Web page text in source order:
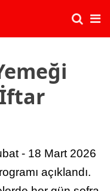
İftar
- 18 Mart 2026
açıklandı.